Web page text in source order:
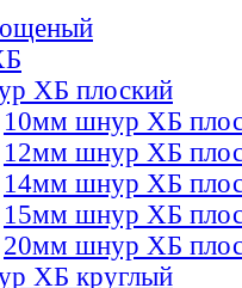
ХБ плоский
10мм шнур ХБ
12мм шнур ХБ
14мм шнур ХБ
15мм шнур ХБ
20мм шнур ХБ
ХБ круглый